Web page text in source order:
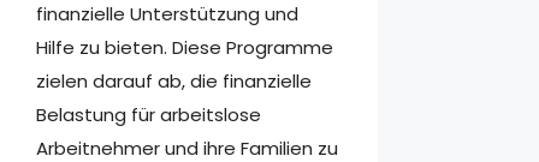
finanzielle Unterstützung und
Hilfe zu bieten. Diese Programme
zielen darauf ab, die finanzielle
Belastung für arbeitslose
Arbeitnehmer und ihre Familien zu